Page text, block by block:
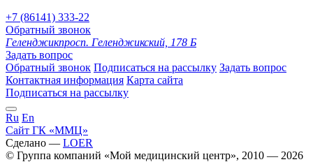
+7 (86141) 333-22
Обратный звонок
Геленджикпросп. Геленджикский, 178 Б
Задать вопрос
Обратный звонок Подписаться на рассылку Задать вопрос
Контактная информация Карта сайта
Подписаться на рассылку
Ru En
Сайт ГК «ММЦ»
Сделано — LOER
© Группа компаний «Мой медицинский центр», 2010 — 2026